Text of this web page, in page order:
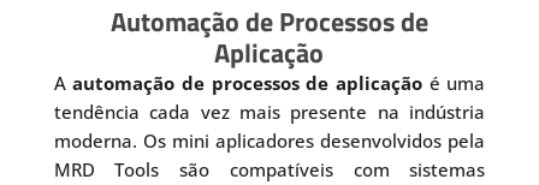
Automação de Processos de
Aplicação
Aautomação de processos de aplicaçãoé uma
tendência cada vez mais presente na indústria
moderna. Os mini aplicadores desenvolvidos pela
MRD Tools são compatíveis com sistemas